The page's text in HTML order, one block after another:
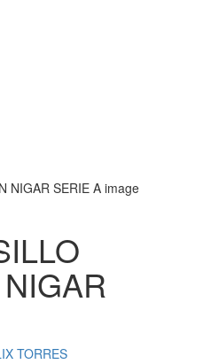
TORRES